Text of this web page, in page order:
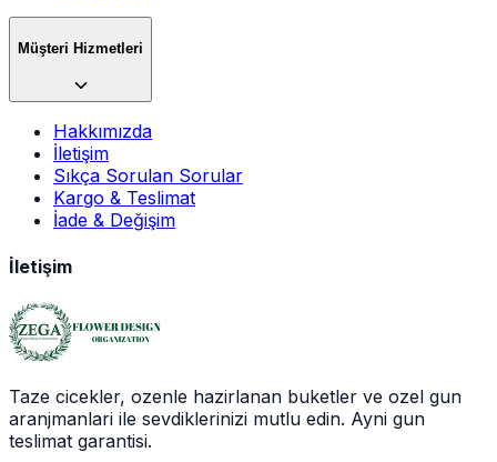
Müşteri Hizmetleri
Hakkımızda
İletişim
Sıkça Sorulan Sorular
Kargo & Teslimat
İade & Değişim
İletişim
Taze cicekler, ozenle hazirlanan buketler ve ozel gun
aranjmanlari ile sevdiklerinizi mutlu edin. Ayni gun
teslimat garantisi.